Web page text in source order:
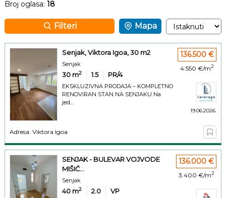
Broj oglasa: 18
Filteri Mapa
Senjak, Viktora Igoa, 30 m2
Senjak
30 m2 1.5 PR/4
EKSKLUZIVNA PRODAJA – KOMPLETNO
RENOVIRAN STAN NA SENJAKU Na
jed...
136.500 €
4.550 €/m2
19.06.2026.
Adresa: Viktora Igoa
SENJAK - BULEVAR VOJVODE
MIŠIĆ...
Senjak
40 m2 2.0 VP
136.000 €
3.400 €/m2